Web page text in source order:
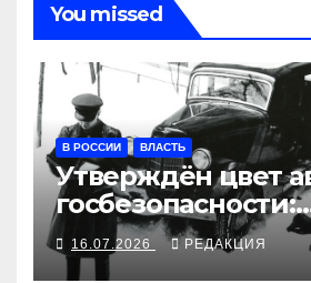
You missed
В РОССИИ ВЛАСТЬ
Утверждён цвет
госбезопасности:
«воронки» будут
16.07.2026 РЕДАКЦИЯ